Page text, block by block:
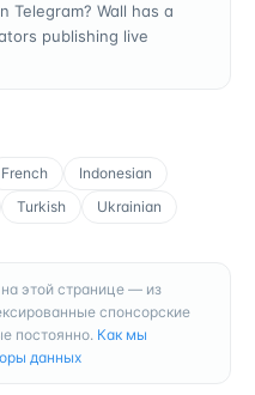
Telegram? Wall has a
publishing live
French
Indonesian
Turkish Ukrainian
этой странице — из
спонсорские
постоянно. Как мы
данных